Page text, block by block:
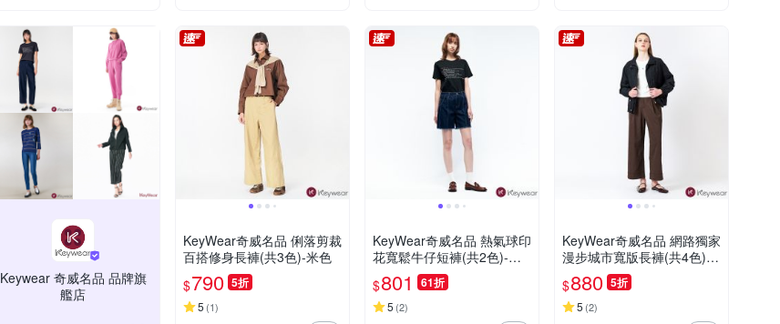
Keywear 奇威名品 品牌旗
艦店
KeyWear奇威名品 俐落剪裁
百搭修身長褲(共3色)-米色
$790 5折
5 (1)
KeyWear奇威名品 熱氣球印
花寬鬆牛仔短褲(共2色)-深
藍色
$801 61折
5 (2)
KeyWear奇威名品 網路獨家
漫步城市寬版長褲(共4色)-
深咖啡色
$880 5折
5 (2)